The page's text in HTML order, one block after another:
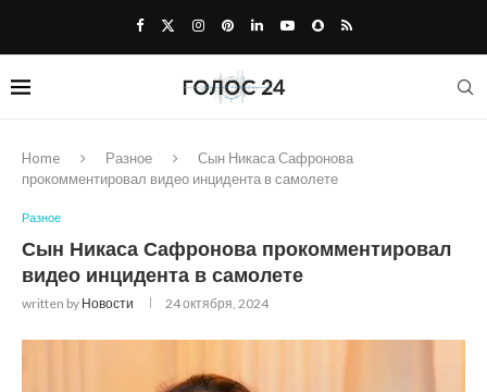
Home Разное
Сын Никаса Сафронова
прокомментировал видео инцидента в самолете
Разное
Сын Никаса Сафронова прокомментировал
видео инцидента в самолете
written by Новости 24 октября, 2024